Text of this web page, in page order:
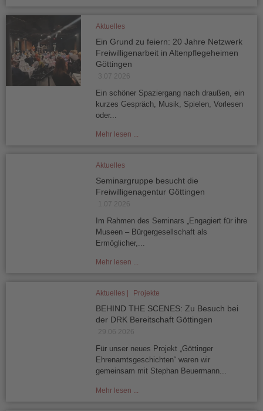
Aktuelles
Ein Grund zu feiern: 20 Jahre Netzwerk
Freiwilligenarbeit in Altenpflegeheimen
Göttingen
3.07 2026
Ein schöner Spaziergang nach draußen, ein
kurzes Gespräch, Musik, Spielen, Vorlesen
oder...
Mehr lesen ...
Aktuelles
Seminargruppe besucht die
Freiwilligenagentur Göttingen
1.07 2026
Im Rahmen des Seminars „Engagiert für ihre
Museen – Bürgergesellschaft als
Ermöglicher,...
Mehr lesen ...
Aktuelles | Projekte
BEHIND THE SCENES: Zu Besuch bei
der DRK Bereitschaft Göttingen
29.06 2026
Für unser neues Projekt „Göttinger
Ehrenamtsgeschichten“ waren wir
gemeinsam mit Stephan Beuermann...
Mehr lesen ...